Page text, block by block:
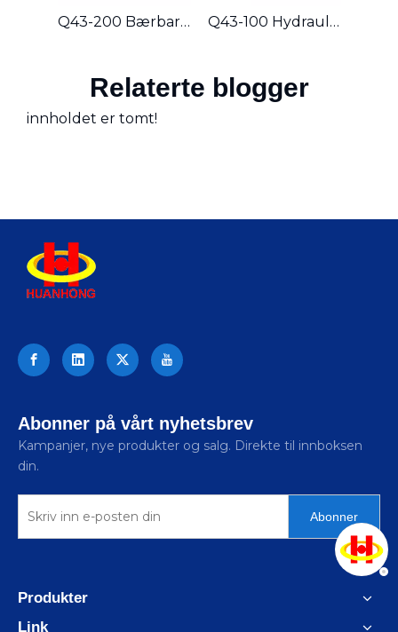
Q43-200 Bærbar hydraulisk skrapmetallskjærende alligatorskjær Q43-100 Hydraulisk skrapmetall alligatorsaks
Relaterte blogger
innholdet er tomt!
Abonner på vårt nyhetsbrev
Kampanjer, nye produkter og salg. Direkte til innboksen
din.
Abonner
Produkter
Link